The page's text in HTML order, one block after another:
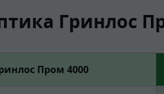
Гринлос
Пром 4000